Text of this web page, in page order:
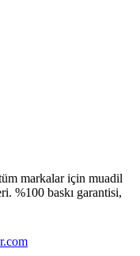
markalar için muadil
%100 baskı garantisi,